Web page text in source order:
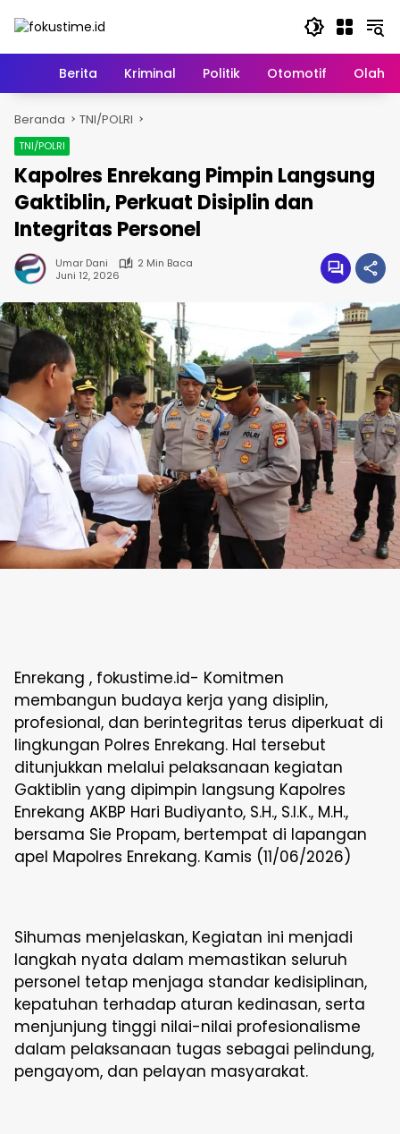
HomeBerita Kriminal Politik Otomotif
Beranda TNI/POLRI
TNI/POLRI
Kapolres Enrekang Pimpin Langsung
Gaktiblin, Perkuat Disiplin dan
Integritas Personel
Umar Dani
2 Min Baca
Juni 12, 2026
Enrekang , fokustime.id- Komitmen
membangun budaya kerja yang disiplin,
profesional, dan berintegritas terus diperkuat di
lingkungan Polres Enrekang. Hal tersebut
ditunjukkan melalui pelaksanaan kegiatan
Gaktiblin yang dipimpin langsung Kapolres
Enrekang AKBP Hari Budiyanto, S.H., S.I.K., M.H.,
bersama Sie Propam, bertempat di lapangan
apel Mapolres Enrekang. Kamis (11/06/2026)
Sihumas menjelaskan, Kegiatan ini menjadi
langkah nyata dalam memastikan seluruh
personel tetap menjaga standar kedisiplinan,
kepatuhan terhadap aturan kedinasan, serta
menjunjung tinggi nilai-nilai profesionalisme
dalam pelaksanaan tugas sebagai pelindung,
pengayom, dan pelayan masyarakat.